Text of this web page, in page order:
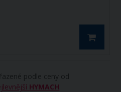
podle ceny od
HYMACH